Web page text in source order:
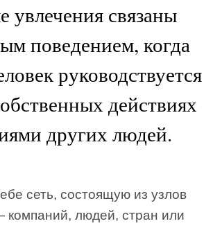
связаны
поведением, когда
руководствуется
действиях
других людей.
сеть, состоящую из узлов
людей, стран или